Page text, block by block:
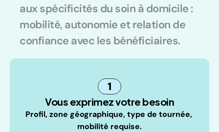
aux spécificités du soin à domicile :
mobilité, autonomie et relation de
confiance avec les bénéficiaires.
1
Vous exprimez votre besoin
Profil, zone géographique, type de tournée,
mobilité requise.